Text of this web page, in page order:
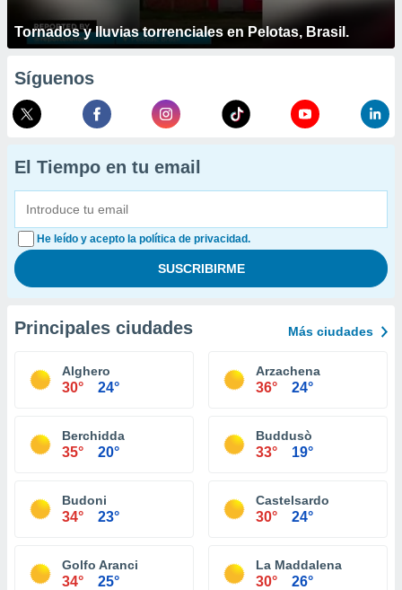
Tornados y lluvias torrenciales en Pelotas, Brasil.
Síguenos
El Tiempo en tu email
He leído y acepto la política de privacidad.
Principales ciudades Más ciudades
Alghero
30° 24°
Arzachena
36° 24°
Berchidda
35° 20°
Buddusò
33° 19°
Budoni
34° 23°
Castelsardo
30° 24°
Golfo Aranci
34° 25°
La Maddalena
30° 26°